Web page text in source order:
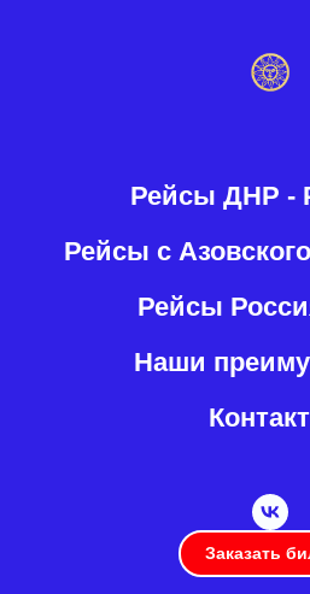
Рейсы ДНР -
Рейсы с
Рейсы
Наши
Заказать